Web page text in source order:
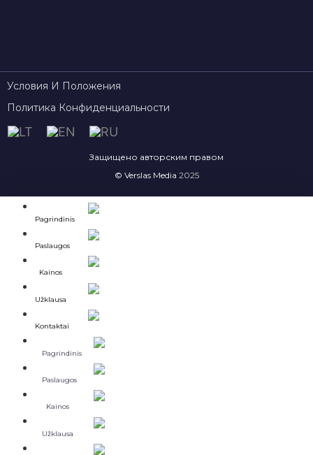
Условия И Положения
Политика Конфиденциальности
Защищено авторским правом
© Verslas Media 2025
Pagrindinis
Paslaugos
Kainos
Užklausa
Kontaktai
Pagrindinis
Paslaugos
Kainos
Užklausa